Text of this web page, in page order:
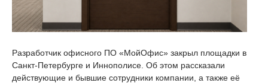
Разработчик офисного ПО «МойОфис» закрыл площадки в
Санкт-Петербурге и Иннополисе. Об этом рассказали
действующие и бывшие сотрудники компании, а также её